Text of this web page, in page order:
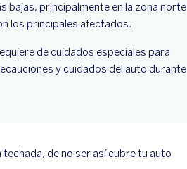
bajas, principalmente en la zona norte
los principales afectados.
de cuidados especiales para
y cuidados del auto durante
de no ser así cubre tu auto